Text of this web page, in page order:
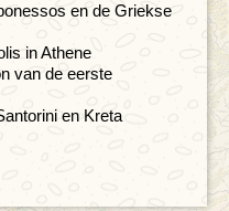
en de Griekse
in Athene
van de eerste
en Kreta